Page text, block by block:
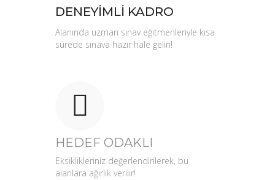
DENEYİMLİ KADRO
Alanında uzman sınav eğitmenleriyle kısa
sürede sınava hazır hale gelin!
HEDEF ODAKLI
Eksiklikleriniz değerlendirilerek, bu
alanlara ağırlık verilir!